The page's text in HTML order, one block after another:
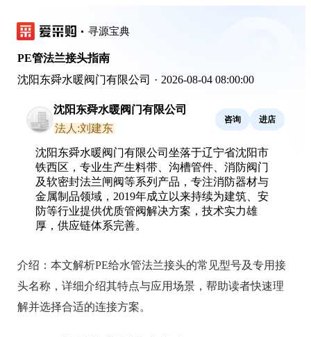
寻源宝典
PE管法兰接头指南
沈阳东舜水暖阀门有限公司 · 2026-08-04 08:00:00
沈阳东舜水暖阀门有限公司
法人:刘建东
咨询 进店
沈阳东舜水暖阀门有限公司坐落于辽宁省沈阳市
铁西区，专业生产生料带、沟槽管件、消防阀门
及软密封法兰闸阀等系列产品，专注消防器材与
金属制品领域，2019年成立以来持续为建筑、安
防等行业提供优质管阀解决方案，技术实力雄
厚，供应链体系完善。
介绍： 本文解析PE给水管法兰接头的常见型号及专用接
头名称，详细介绍其特点与应用场景，帮助读者快速理
解并选择合适的连接方案。